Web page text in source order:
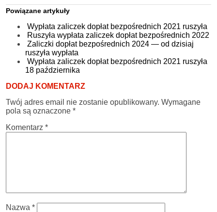
Powiązane artykuły
Wypłata zaliczek dopłat bezpośrednich 2021 ruszyła
Ruszyła wypłata zaliczek dopłat bezpośrednich 2022
Zaliczki dopłat bezpośrednich 2024 — od dzisiaj
ruszyła wypłata
Wypłata zaliczek dopłat bezpośrednich 2021 ruszyła
18 października
DODAJ KOMENTARZ
Twój adres email nie zostanie opublikowany. Wymagane
pola są oznaczone *
Komentarz *
Nazwa *